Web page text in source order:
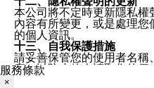
本公司將不定時更新隱私權
內容有所變更，或是處理
的個人資訊。
十三、自我保護措施
請妥善保管您的使用者名稱
窗，以防止他人讀取您的個
服務條款
×